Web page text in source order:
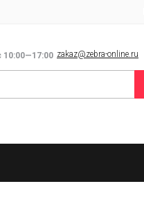
10:00—17:00 zakaz@zebra-online.ru